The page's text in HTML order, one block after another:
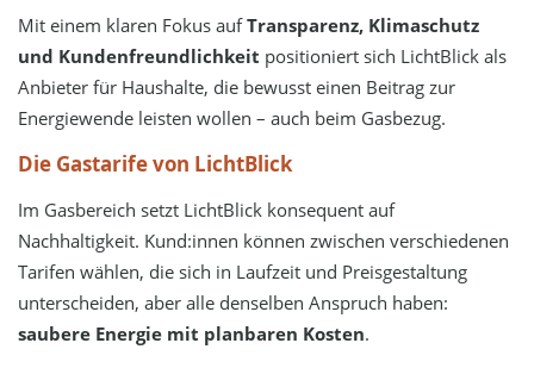
Mit einem klaren Fokus aufTransparenz, Klimaschutz
und Kundenfreundlichkeit positioniert sich LichtBlick als
Anbieter für Haushalte, die bewusst einen Beitrag zur
Energiewende leisten wollen – auch beim Gasbezug.
Die Gastarife von LichtBlick
Im Gasbereich setzt LichtBlick konsequent auf
Nachhaltigkeit. Kund:innen können zwischen verschiedenen
Tarifen wählen, die sich in Laufzeit und Preisgestaltung
unterscheiden, aber alle denselben Anspruch haben:
saubere Energie mit planbaren Kosten.